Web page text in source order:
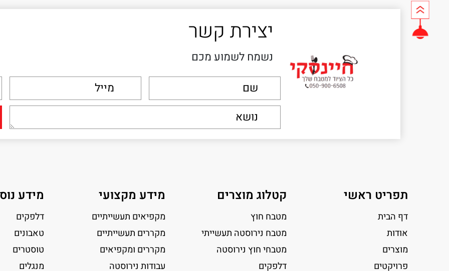
יצירת קשר
נשמח לשמוע מכם
תפריט ראשי
דף הבית
אודות
מוצרים
פרויקטים
קטלוג מוצרים
מטבח חוץ
מטבח נירוסטה תעשייתי
מטבחי חוץ נירוסטה
דלפקים
מידע מקצועי
מקפיאים תעשייתיים
מקררים תעשייתיים
מקררים ומקפיאים
עבודות נירוסטה
מידע
דלפקים
טאבונים
טוסטרים
מנגלים